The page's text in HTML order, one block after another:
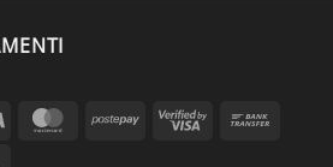
Visa MasterCard
PostepayVisa